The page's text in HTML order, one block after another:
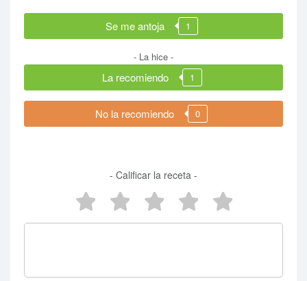
Se me antoja 1
- La hice -
La recomiendo 1
No la recomiendo 0
- Calificar la receta -
2 estrellas
3 estrellas
4 estrellas
5 estrellas